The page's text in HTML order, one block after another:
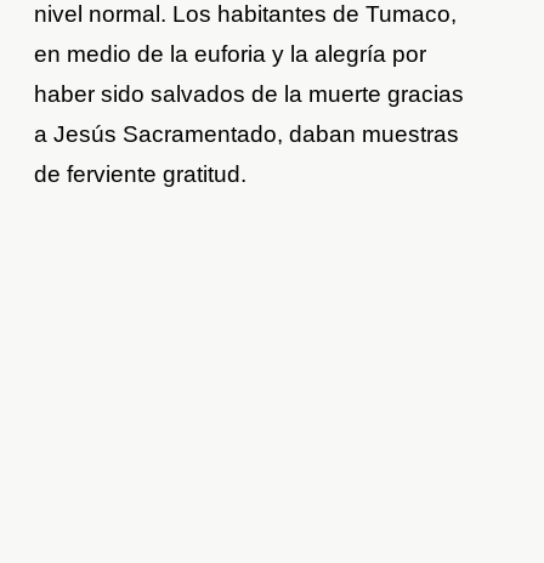
nivel normal. Los habitantes de Tumaco,
en medio de la euforia y la alegría por
haber sido salvados de la muerte gracias
a Jesús Sacramentado, daban muestras
de ferviente gratitud.